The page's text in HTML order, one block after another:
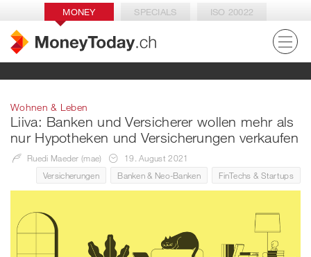
MONEY SPECIALS ISO 20022
Wohnen & Leben
Liiva: Banken und Versicherer wollen mehr als
nur Hypotheken und Versicherungen verkaufen
Ruedi Maeder (mae)
19. August 2021
Versicherungen
Banken & Neo-Banken FinTechs & Startups